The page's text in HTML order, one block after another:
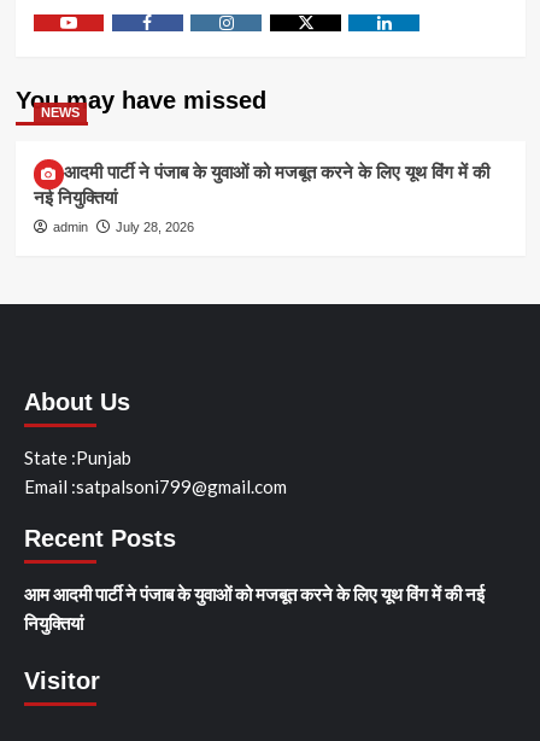
You may have missed
NEWS
आम आदमी पार्टी ने पंजाब के युवाओं को मजबूत करने के लिए यूथ विंग में की
नई नियुक्तियां
admin July 28, 2026
About Us
State :Punjab
Email :satpalsoni799@gmail.com
Recent Posts
आम आदमी पार्टी ने पंजाब के युवाओं को मजबूत करने के लिए यूथ विंग में की नई
नियुक्तियां
Visitor